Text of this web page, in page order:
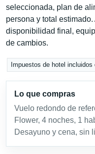
seleccionada, plan de
persona y total
disponibilidad final,
de cambios.
Impuestos de hotel incluidos
Lo que compras
Vuelo redondo de
Flower, 4 noches, 1
Desayuno y cena, sin